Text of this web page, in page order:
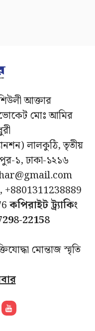
আক্তার
মোঃ আমির
লালকুঠি, তৃতীয়
১, ঢাকা-১২১৬
+8801311238889
কপিরাইট ট্র্যাকিং
22158
মোন্তাজ স্মৃতি